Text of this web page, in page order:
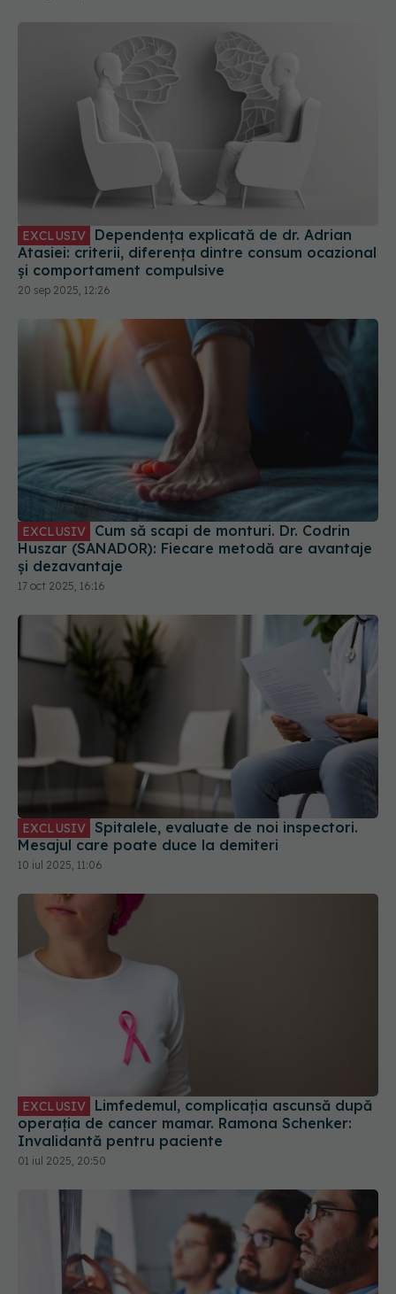
EXCLUSIV
Atasiei: criterii, diferența dintre consum ocazional
și comportament compulsive
20 sep 2025, 12:26
EXCLUSIV Cum să scapi de monturi. Dr. Codrin
Huszar (SANADOR): Fiecare metodă are avantaje
și dezavantaje
17 oct 2025, 16:16
EXCLUSIV Spitalele, evaluate de noi inspectori.
Mesajul care poate duce la demiteri
10 iul 2025, 11:06
EXCLUSIV
operația de cancer mamar. Ramona Schenker:
Invalidantă pentru paciente
01 iul 2025, 20:50